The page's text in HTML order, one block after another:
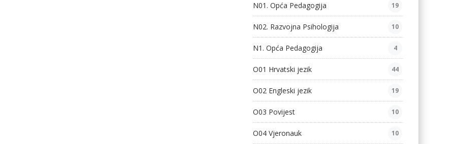
N01. Opća Pedagogija 19
N02. Razvojna Psihologija 10
N1. Opća Pedagogija 4
O01 Hrvatski jezik 44
O02 Engleski jezik 19
O03 Povijest 10
O04 Vjeronauk 10